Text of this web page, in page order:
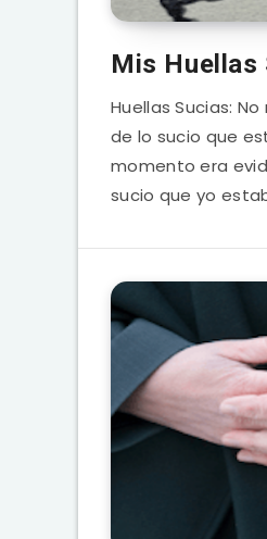
Mis Huellas
Huellas Sucias:
de lo sucio que
momento era
sucio que yo